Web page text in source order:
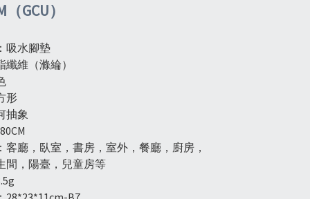
GCU）
吸水腳墊
維（滌綸）
形
抽象
客廳，臥室，書房，室外，餐廳，廚房，
間，陽臺，兒童房等